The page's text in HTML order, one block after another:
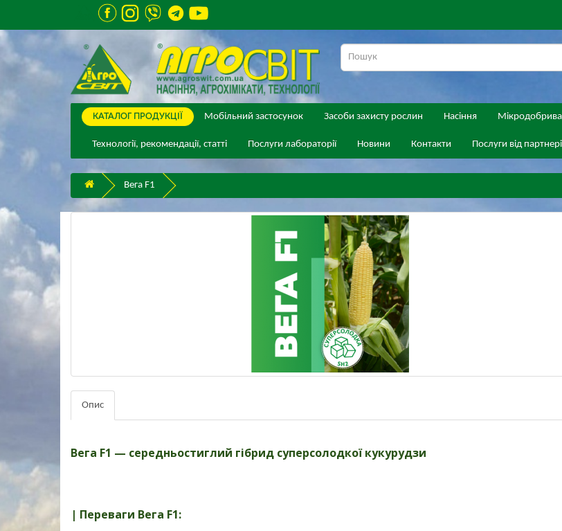
КАТАЛОГ ПPОДУКЦІЇ Мобільний застосунок Засоби захисту рослин Насіння Мікродобрива
Технології, рекомендації, статті Послуги лабораторії Новини Контакти Послуги від
Вега F1
Опис
Вега F1 — середньостиглий гібрид суперсолодкої кукурудзи
| Переваги Вега F1: